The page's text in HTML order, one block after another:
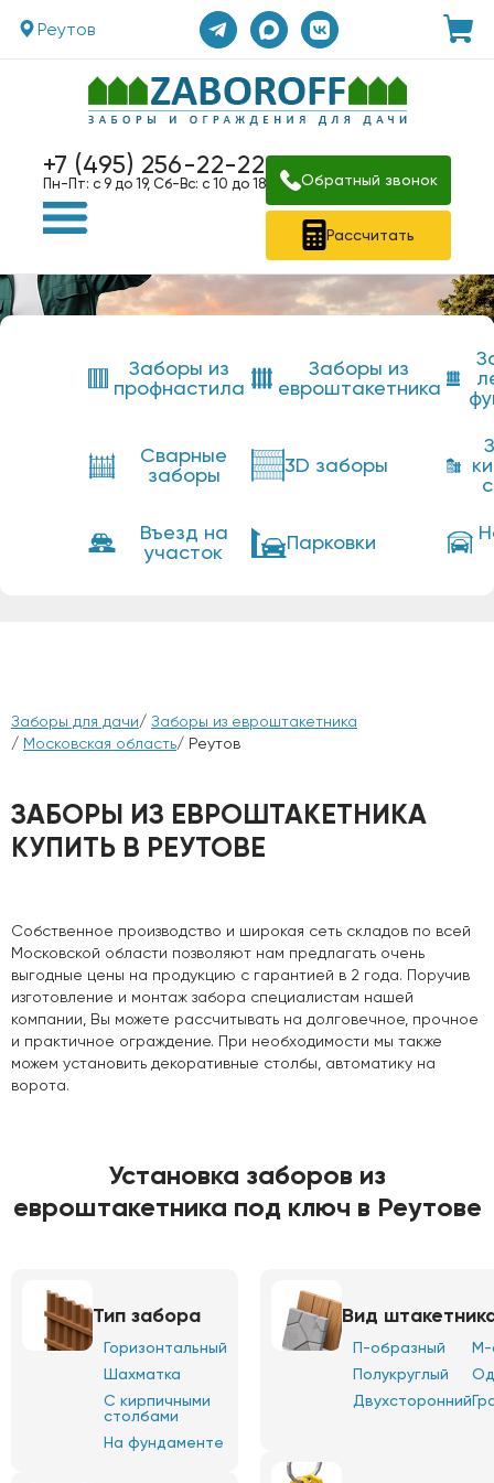
Реутов
+7 (495) 256-22-22
Пн-Пт: с 9 до 19, Сб-Вс: с 10 до 18 Обратный звонок
Рассчитать
Заборы из
профнастила
Заборы из
евроштакетника
Сварные
заборы
3D заборы
Въезд на
участок
Парковки
Заборы для дачи/ Заборы из евроштакетника
/ Московская область/ Реутов
ЗАБОРЫ ИЗ ЕВРОШТАКЕТНИКА
КУПИТЬ В РЕУТОВЕ
Собственное производство и широкая сеть складов по всей
Московской области позволяют нам предлагать очень
выгодные цены на продукцию с гарантией в 2 года. Поручив
изготовление и монтаж забора специалистам нашей
компании, Вы можете рассчитывать на долговечное, прочное
и практичное ограждение. При необходимости мы также
можем установить декоративные столбы, автоматику на
ворота.
Установка заборов из
евроштакетника под ключ в Реутове
Тип забора
Горизонтальный
Шахматка
С кирпичными
столбами
На фундаменте
Вид
П-образный
М-
Полукруглый
Двухсторонний